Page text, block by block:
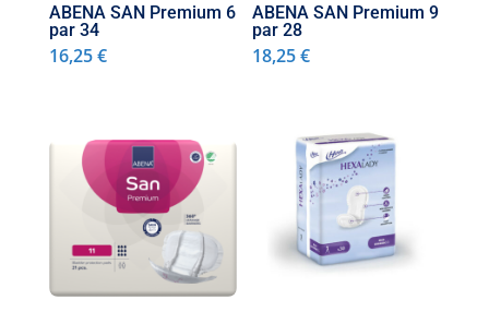
ABENA SAN Premium 6
par 34
16,25€
ABENA SAN Premium 9
par 28
18,25€